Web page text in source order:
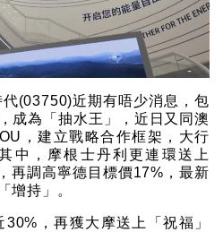
代(03750)近期有唔少消息，包
成為「抽水王」，近日又同澳
，建立戰略合作框架，大行
中，摩根士丹利更連環送上
再調高寧德目標價17%，最新
增持」。
，再獲大摩送上「祝福」